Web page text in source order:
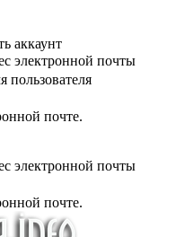
аккаунт
электронной почты
пользователя
почте.
электронной почты
почте.